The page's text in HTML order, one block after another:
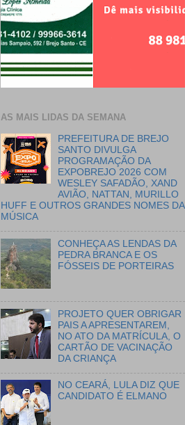
AS MAIS LIDAS DA SEMANA
PREFEITURA DE BREJO
SANTO DIVULGA
PROGRAMAÇÃO DA
EXPOBREJO 2026 COM
WESLEY SAFADÃO, XAND
AVIÃO, NATTAN, MURILLO
HUFF E OUTROS GRANDES NOMES DA
MÚSICA
CONHEÇA AS LENDAS DA
PEDRA BRANCA E OS
FÓSSEIS DE PORTEIRAS
PROJETO QUER OBRIGAR
PAIS A APRESENTAREM,
NO ATO DA MATRÍCULA, O
CARTÃO DE VACINAÇÃO
DA CRIANÇA
NO CEARÁ, LULA DIZ QUE
CANDIDATO É ELMANO